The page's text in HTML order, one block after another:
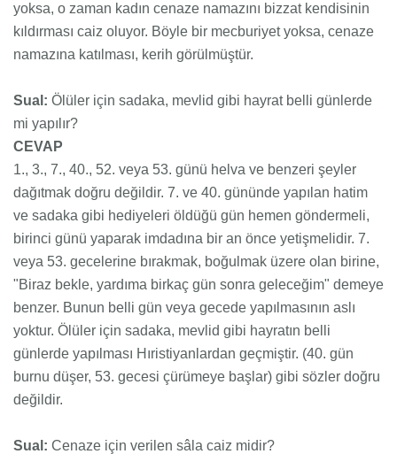
yoksa, o zaman kadın cenaze namazını bizzat kendisinin
kıldırması caiz oluyor. Böyle bir mecburiyet yoksa, cenaze
namazına katılması, kerih görülmüştür.
Sual: Ölüler için sadaka, mevlid gibi hayrat belli günlerde
mi yapılır?
CEVAP
1., 3., 7., 40., 52. veya 53. günü helva ve benzeri şeyler
dağıtmak doğru değildir. 7. ve 40. gününde yapılan hatim
ve sadaka gibi hediyeleri öldüğü gün hemen göndermeli,
birinci günü yaparak imdadına bir an önce yetişmelidir. 7.
veya 53. gecelerine bırakmak, boğulmak üzere olan birine,
"Biraz bekle, yardıma birkaç gün sonra geleceğim" demeye
benzer. Bunun belli gün veya gecede yapılmasının aslı
yoktur. Ölüler için sadaka, mevlid gibi hayratın belli
günlerde yapılması Hıristiyanlardan geçmiştir. (40. gün
burnu düşer, 53. gecesi çürümeye başlar) gibi sözler doğru
değildir.
Sual: Cenaze için verilen sâla caiz midir?